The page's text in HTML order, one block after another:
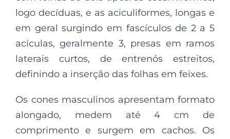
logo decíduas, e as aciculiformes, longas e
em geral surgindo em fascículos de 2 a 5
acículas, geralmente 3, presas em ramos
laterais curtos, de entrenós estreitos,
definindo a inserção das folhas em feixes.
Os cones masculinos apresentam formato
alongado, medem até 4 cm de
comprimento e surgem em cachos. Os